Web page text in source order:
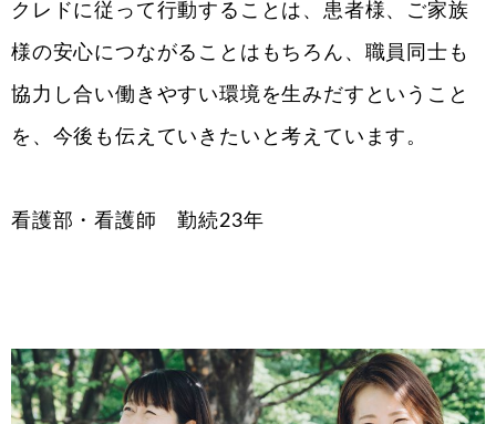
クレドに従って行動することは、患者様、ご家族
様の安心につながることはもちろん、職員同士も
協力し合い働きやすい環境を生みだすということ
を、今後も伝えていきたいと考えています。
看護部・看護師 勤続23年